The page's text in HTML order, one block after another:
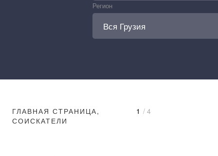
Регион
1 / 4
ГЛАВНАЯ СТРАНИЦА,
СОИСКАТЕЛИ